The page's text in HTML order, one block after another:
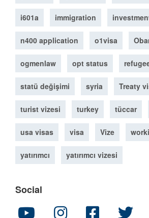
i601a immigration
n400 application o1visa
ogmenlaw opt status
statü değişimi syria Treaty
turist vizesi turkey tüccar
usa visas visa Vize
yatırımcı yatırımcı vizesi
Social